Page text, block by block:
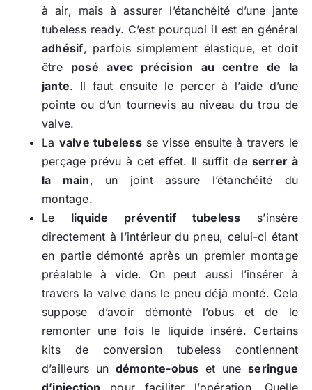
à air, mais à assurer l’étanchéité d’une jante
tubeless ready. C’est pourquoi il est en général
adhésif, parfois simplement élastique, et doit
être posé avec précision au centre de la
jante. Il faut ensuite le percer à l’aide d’une
pointe ou d’un tournevis au niveau du trou de
valve.
La valve tubelessse visse ensuite à travers le
perçage prévu à cet effet. Il suffit de serrer à
la main, un joint assure l’étanchéité du
montage.
Le liquide préventif tubeless s’insère
directement à l’intérieur du pneu, celui-ci étant
en partie démonté après un premier montage
préalable à vide. On peut aussi l’insérer à
travers la valve dans le pneu déjà monté. Cela
suppose d’avoir démonté l’obus et de le
remonter une fois le liquide inséré. Certains
kits de conversion tubeless contiennent
d’ailleurs un démonte-obus et uneseringue